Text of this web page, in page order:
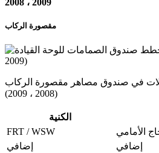
2008 ، 2009
مقصورة الركاب
في صندوق مصاهر مقصورة الركاب
(2008 ، 2009)
الكنية
FRT / WSW
الأمامي
إضافي
إضافي